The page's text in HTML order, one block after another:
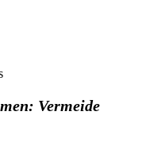
Vermeide